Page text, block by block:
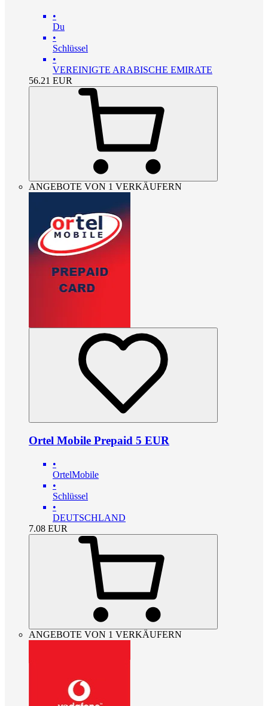
•
Du
•
Schlüssel
•
VEREINIGTE ARABISCHE EMIRATE
56.21 EUR
ANGEBOTE VON 1 VERKÄUFERN
Ortel Mobile Prepaid 5 EUR
•
OrtelMobile
•
Schlüssel
•
DEUTSCHLAND
7.08 EUR
ANGEBOTE VON 1 VERKÄUFERN